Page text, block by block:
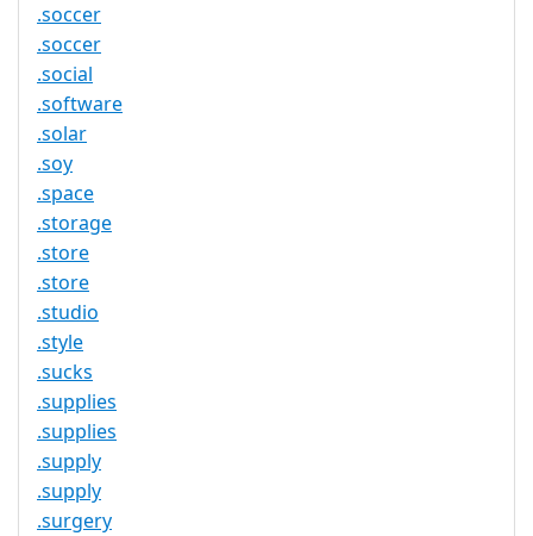
.soccer
.soccer
.social
.software
.solar
.soy
.space
.storage
.store
.store
.studio
.style
.sucks
.supplies
.supplies
.supply
.supply
.surgery